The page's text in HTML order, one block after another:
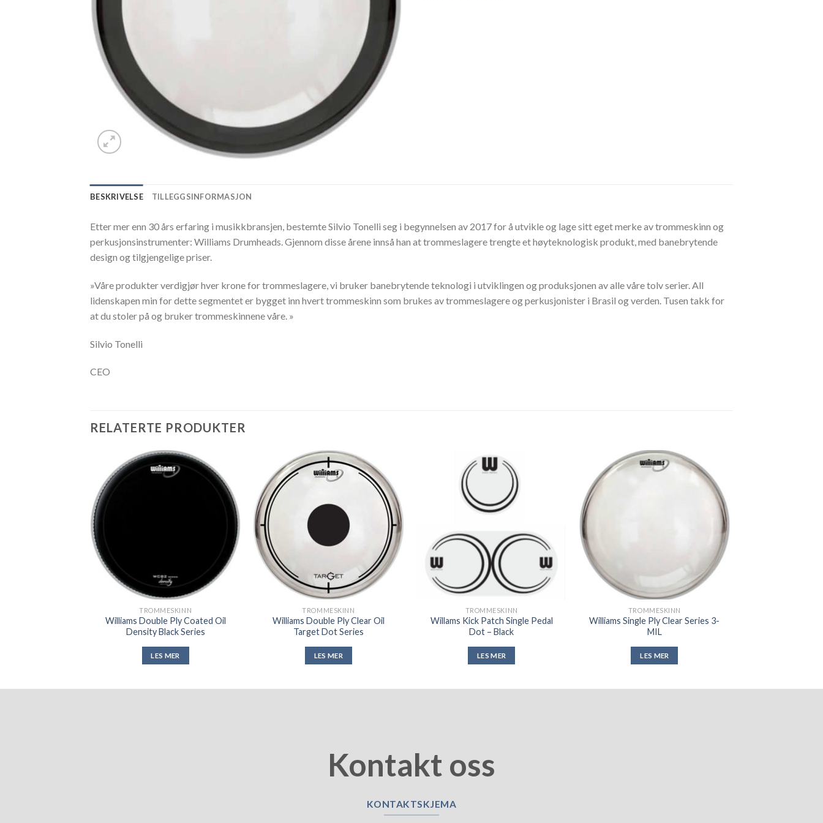
BESKRIVELSE TILLEGGSINFORMASJON
Etter mer enn 30 års erfaring i musikkbransjen, bestemte Silvio Tonelli seg i begynnelsen av 2017 for å utvikle og lage sitt eget merke av trommeskinn og
perkusjonsinstrumenter: Williams Drumheads. Gjennom disse årene innså han at trommeslagere trengte et høyteknologisk produkt, med banebrytende
design og tilgjengelige priser.
»Våre produkter verdigjør hver krone for trommeslagere, vi bruker banebrytende teknologi i utviklingen og produksjonen av alle våre tolv serier. All
lidenskapen min for dette segmentet er bygget inn hvert trommeskinn som brukes av trommeslagere og perkusjonister i Brasil og verden. Tusen takk for
at du stoler på og bruker trommeskinnene våre. »
Silvio Tonelli
CEO
RELATERTE PRODUKTER
TROMMESKINN
Williams Double Ply Coated Oil
Density Black Series
LES MER
TROMMESKINN
Williams Double Ply Clear Oil
Target Dot Series
LES MER
TROMMESKINN
Willams Kick Patch Single Pedal
Dot – Black
LES MER
TROMMESKINN
Williams Single Ply Clear Series 3-
MIL
LES MER
Kontakt oss
KONTAKTSKJEMA